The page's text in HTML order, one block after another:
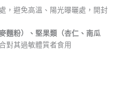
，避免高溫、陽光曝曬處，開封
麵粉）、堅果類（杏仁、南瓜
對其過敏體質者食用